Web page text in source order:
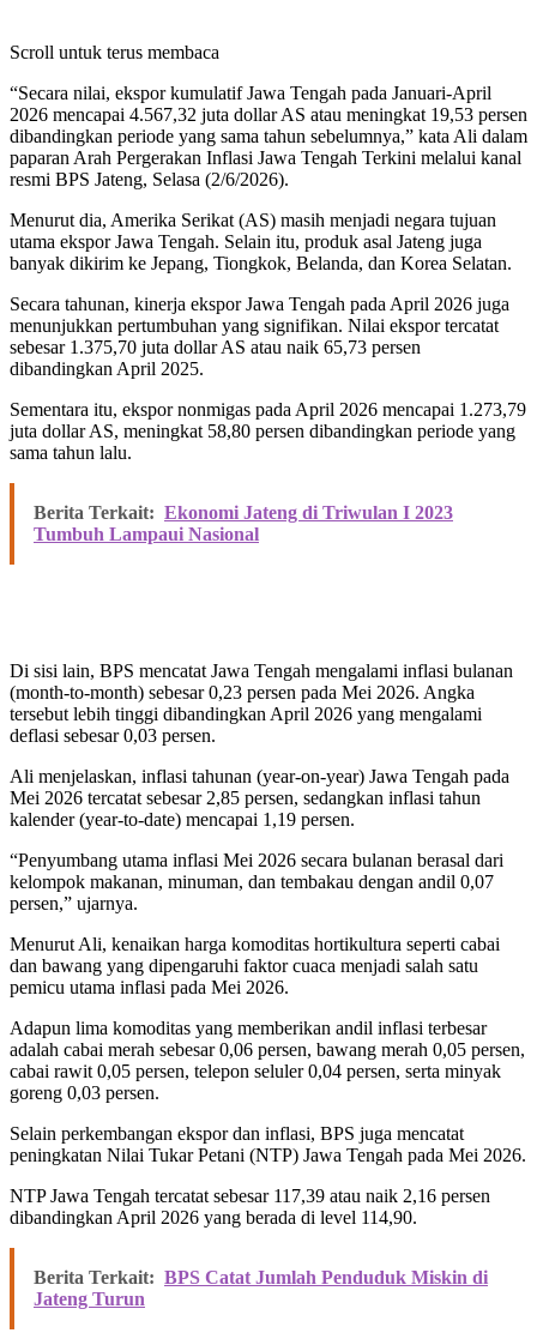
Scroll untuk terus membaca
“Secara nilai, ekspor kumulatif Jawa Tengah pada Januari-April
2026 mencapai 4.567,32 juta dollar AS atau meningkat 19,53 persen
dibandingkan periode yang sama tahun sebelumnya,” kata Ali dalam
paparan Arah Pergerakan Inflasi Jawa Tengah Terkini melalui kanal
resmi BPS Jateng, Selasa (2/6/2026).
Menurut dia, Amerika Serikat (AS) masih menjadi negara tujuan
utama ekspor Jawa Tengah. Selain itu, produk asal Jateng juga
banyak dikirim ke Jepang, Tiongkok, Belanda, dan Korea Selatan.
Secara tahunan, kinerja ekspor Jawa Tengah pada April 2026 juga
menunjukkan pertumbuhan yang signifikan. Nilai ekspor tercatat
sebesar 1.375,70 juta dollar AS atau naik 65,73 persen
dibandingkan April 2025.
Sementara itu, ekspor nonmigas pada April 2026 mencapai 1.273,79
juta dollar AS, meningkat 58,80 persen dibandingkan periode yang
sama tahun lalu.
Berita Terkait: Ekonomi Jateng di Triwulan I 2023
Tumbuh Lampaui Nasional
Di sisi lain, BPS mencatat Jawa Tengah mengalami inflasi bulanan
(month-to-month) sebesar 0,23 persen pada Mei 2026. Angka
tersebut lebih tinggi dibandingkan April 2026 yang mengalami
deflasi sebesar 0,03 persen.
Ali menjelaskan, inflasi tahunan (year-on-year) Jawa Tengah pada
Mei 2026 tercatat sebesar 2,85 persen, sedangkan inflasi tahun
kalender (year-to-date) mencapai 1,19 persen.
“Penyumbang utama inflasi Mei 2026 secara bulanan berasal dari
kelompok makanan, minuman, dan tembakau dengan andil 0,07
persen,” ujarnya.
Menurut Ali, kenaikan harga komoditas hortikultura seperti cabai
dan bawang yang dipengaruhi faktor cuaca menjadi salah satu
pemicu utama inflasi pada Mei 2026.
Adapun lima komoditas yang memberikan andil inflasi terbesar
adalah cabai merah sebesar 0,06 persen, bawang merah 0,05 persen,
cabai rawit 0,05 persen, telepon seluler 0,04 persen, serta minyak
goreng 0,03 persen.
Selain perkembangan ekspor dan inflasi, BPS juga mencatat
peningkatan Nilai Tukar Petani (NTP) Jawa Tengah pada Mei 2026.
NTP Jawa Tengah tercatat sebesar 117,39 atau naik 2,16 persen
dibandingkan April 2026 yang berada di level 114,90.
Berita Terkait: BPS Catat Jumlah Penduduk Miskin di
Jateng Turun